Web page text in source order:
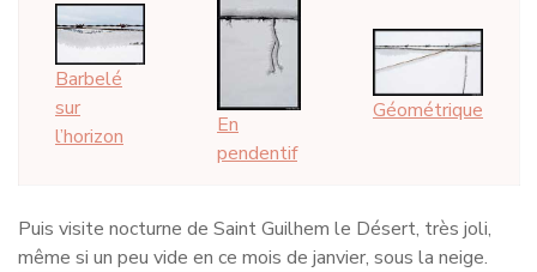
Barbelé
sur
l’horizon
En
pendentif
Géométrique
Puis visite nocturne de Saint Guilhem le Désert, très joli,
même si un peu vide en ce mois de janvier, sous la neige.